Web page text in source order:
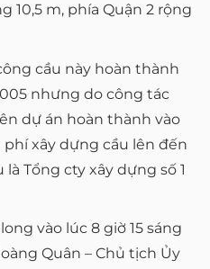
10,5 m, phía Quận 2 rộng
cầu này hoàn thành
nhưng do công tác
dự án hoàn thành vào
xây dựng cầu lên đến
Tổng cty xây dựng số 1
vào lúc 8 giờ 15 sáng
Quân – Chủ tịch Ủy